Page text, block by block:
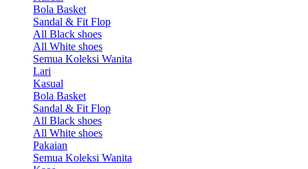
Bola Basket
Sandal & Fit Flop
All Black shoes
All White shoes
Semua Koleksi Wanita
Lari
Kasual
Bola Basket
Sandal & Fit Flop
All Black shoes
All White shoes
Pakaian
Semua Koleksi Wanita